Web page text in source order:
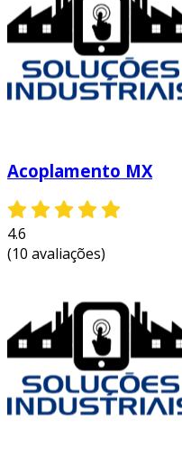
Acoplamento MX
4.6
(10 avaliações)